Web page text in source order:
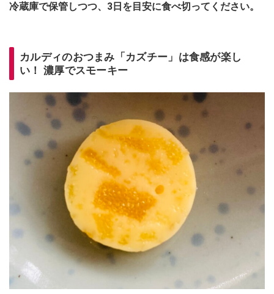
冷蔵庫で保管しつつ、3日を目安に食べ切ってください。
カルディのおつまみ「カズチー」は食感が楽し
い！ 濃厚でスモーキー